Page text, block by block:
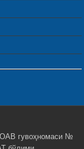
ОАВ гувоҳномаси №